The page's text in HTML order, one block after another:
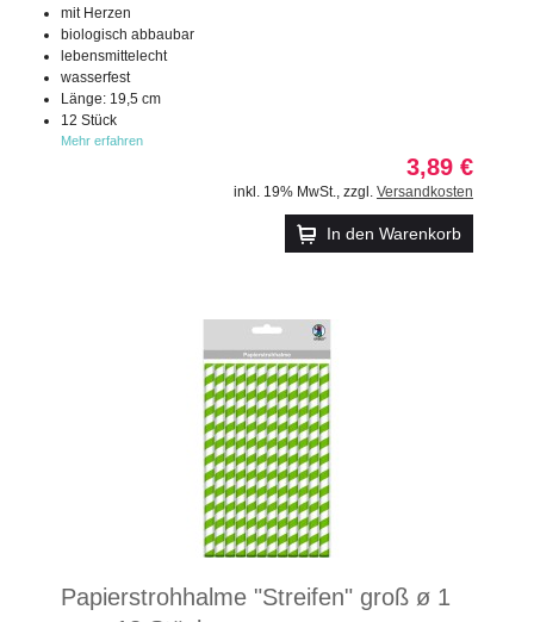
mit Herzen
biologisch abbaubar
lebensmittelecht
wasserfest
Länge: 19,5 cm
12 Stück
Mehr erfahren
3,89 €
inkl. 19% MwSt., zzgl. Versandkosten
In den Warenkorb
Papierstrohhalme "Streifen" groß ø 1